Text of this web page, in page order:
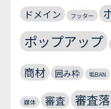
ドメイン フッター
ポップアップ
商材 囲み枠 垢BAN
媒体 審査 審査